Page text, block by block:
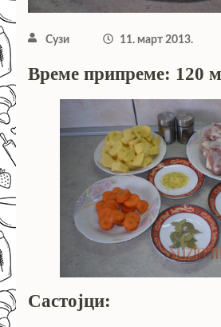
Сузи 11. март 2013.
Време припреме: 120
Састојци: